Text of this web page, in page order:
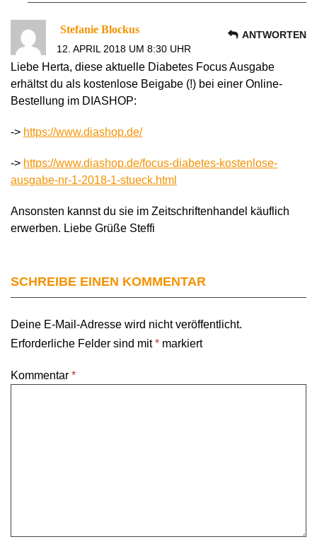
Stefanie Blockus
12. APRIL 2018 UM 8:30 UHR
Liebe Herta, diese aktuelle Diabetes Focus Ausgabe
erhältst du als kostenlose Beigabe (!) bei einer Online-
Bestellung im DIASHOP:
-> https://www.diashop.de/
-> https://www.diashop.de/focus-diabetes-kostenlose-
ausgabe-nr-1-2018-1-stueck.html
Ansonsten kannst du sie im Zeitschriftenhandel käuflich
erwerben. Liebe Grüße Steffi
ANTWORTEN
SCHREIBE EINEN KOMMENTAR
Deine E-Mail-Adresse wird nicht veröffentlicht.
Erforderliche Felder sind mit* markiert
Kommentar *